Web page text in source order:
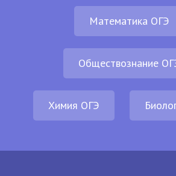
Математика ОГЭ
Обществознание
Химия ОГЭ